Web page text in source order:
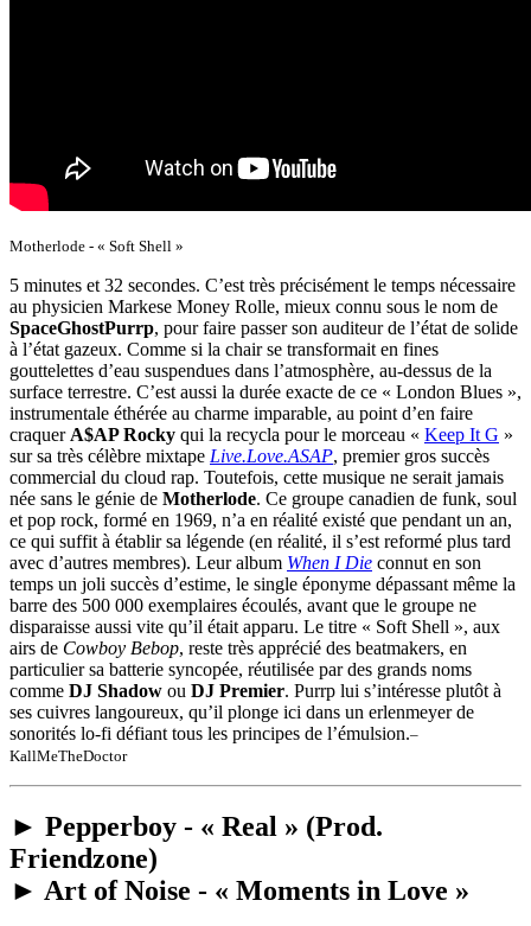
Motherlode - « Soft Shell »
5 minutes et 32 secondes. C’est très précisément le temps nécessaire
au physicien Markese Money Rolle, mieux connu sous le nom de
SpaceGhostPurrp, pour faire passer son auditeur de l’état de solide
à l’état gazeux. Comme si la chair se transformait en fines
gouttelettes d’eau suspendues dans l’atmosphère, au-dessus de la
surface terrestre. C’est aussi la durée exacte de ce « London Blues »,
instrumentale éthérée au charme imparable, au point d’en faire
craquer A$AP Rocky qui la recycla pour le morceau « Keep It G »
sur sa très célèbre mixtape Live.Love.ASAP, premier gros succès
commercial du cloud rap. Toutefois, cette musique ne serait jamais
née sans le génie de Motherlode. Ce groupe canadien de funk, soul
et pop rock, formé en 1969, n’a en réalité existé que pendant un an,
ce qui suffit à établir sa légende (en réalité, il s’est reformé plus tard
avec d’autres membres). Leur album When I Die connut en son
temps un joli succès d’estime, le single éponyme dépassant même la
barre des 500 000 exemplaires écoulés, avant que le groupe ne
disparaisse aussi vite qu’il était apparu. Le titre « Soft Shell », aux
airs de Cowboy Bebop, reste très apprécié des beatmakers, en
particulier sa batterie syncopée, réutilisée par des grands noms
comme DJ Shadow ou DJ Premier. Purrp lui s’intéresse plutôt à
ses cuivres langoureux, qu’il plonge ici dans un erlenmeyer de
sonorités lo-fi défiant tous les principes de l’émulsion.–
KallMeTheDoctor
► Pepperboy - « Real » (Prod.
Friendzone)
► Art of Noise - « Moments in Love »